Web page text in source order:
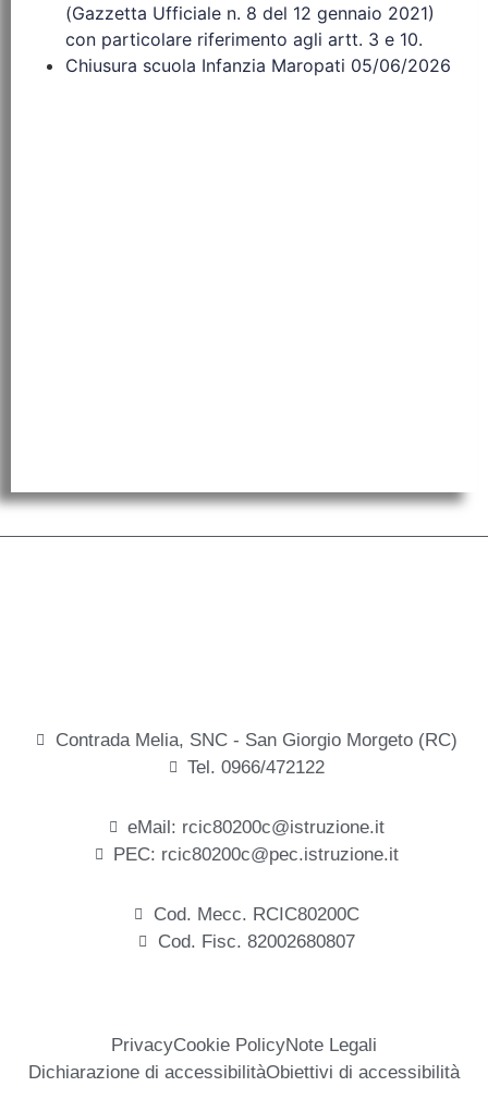
(Gazzetta Ufficiale n. 8 del 12 gennaio 2021)
con particolare riferimento agli artt. 3 e 10.
Chiusura scuola Infanzia Maropati 05/06/2026
Contrada Melia, SNC - San Giorgio Morgeto (RC)
Tel. 0966/472122
eMail: rcic80200c@istruzione.it
PEC: rcic80200c@pec.istruzione.it
Cod. Mecc. RCIC80200C
Cod. Fisc. 82002680807
PrivacyCookie PolicyNote Legali
Dichiarazione di accessibilitàObiettivi di accessibilità